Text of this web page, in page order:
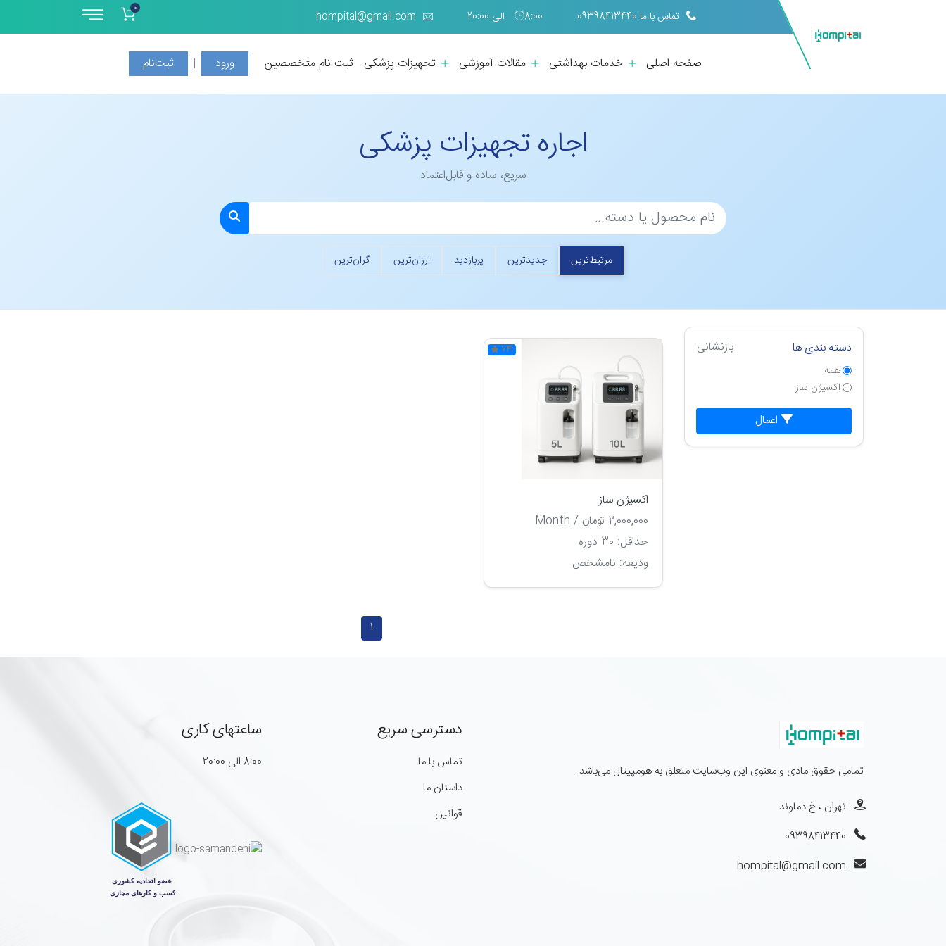
تماس با ما 09398413440 8:00 الی 20:00 hompital@gmail.com
0
صفحه اصلی خدمات بهداشتی مقالات آموزشی تجهیزات پزشکی ثبت نام متخصصین ورود | ثبت‌نام
اجاره تجهیزات پزشکی
سریع، ساده و قابل‌اعتماد
مرتبط‌ترین جدیدترین پربازدید ارزان‌ترین گران‌ترین
دسته بندی ها بازنشانی
همه
اکسیژن ساز
اعمال
741
اکسیژن ساز
2,000,000 تومان / Month
حداقل: 30 دوره
ودیعه: نامشخص
1
تمامی حقوق مادی و معنوی این وب‌سایت متعلق به هومپیتال می‌باشد.
تهران ، خ دماوند
09398413440
hompital@gmail.com
دسترسی سریع
تماس با ما
داستان ما
قوانین
ساعتهای کاری
8:00 الی 20:00